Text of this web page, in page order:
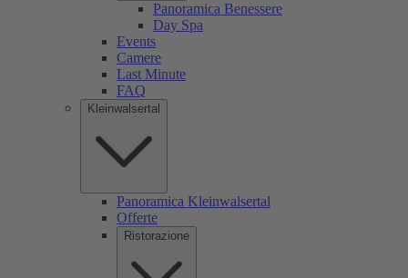
Panoramica Benessere
Day Spa
Events
Camere
Last Minute
FAQ
Kleinwalsertal
Panoramica Kleinwalsertal
Offerte
Ristorazione